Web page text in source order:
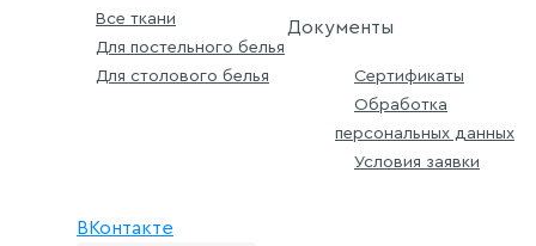
Все ткани
Для постельного белья
Для столового белья
Документы
Сертификаты
Обработка
персональных данных
Условия заявки
ВКонтакте